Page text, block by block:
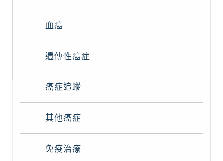
血癌
遺傳性癌症
癌症追蹤
其他癌症
免疫治療